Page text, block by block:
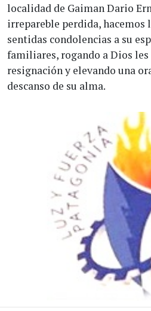
localidad de Gaiman Dario
irrepareble perdida, hacemos
sentidas condolencias a su
familiares, rogando a Dios
resignación y elevando una
descanso de su alma.